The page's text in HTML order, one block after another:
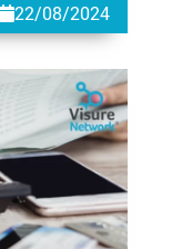
22/08/2024